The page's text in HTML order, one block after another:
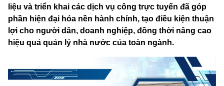
liệu và triển khai các dịch vụ công trực tuyến đã góp
phần hiện đại hóa nền hành chính, tạo điều kiện thuận
lợi cho người dân, doanh nghiệp, đồng thời nâng cao
hiệu quả quản lý nhà nước của toàn ngành.